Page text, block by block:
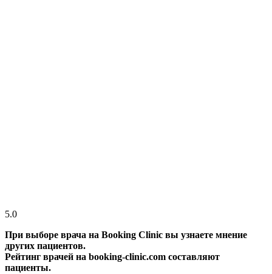
5.0
При выборе врача на Booking Clinic вы узнаете мнение
других пациентов.
Рейтинг врачей на booking-clinic.com составляют
пациенты.